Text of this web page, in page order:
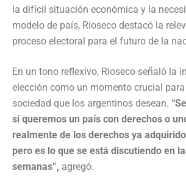
la difícil situación económica y la
modelo de país, Rioseco destacó la
proceso electoral para el futuro de la
En un tono reflexivo, Rioseco señaló la
elección como un momento crucial
sociedad que los argentinos desean.
si queremos un país con derechos o
realmente de los derechos ya
pero es lo que se está discutiendo en
semanas”, agregó.